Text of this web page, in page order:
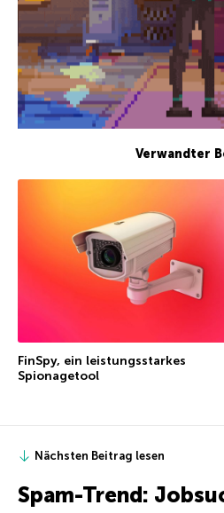
Verwandter
FinSpy, ein leistungsstarkes
Spionagetool
Nächsten Beitrag lesen
Spam-Trend: